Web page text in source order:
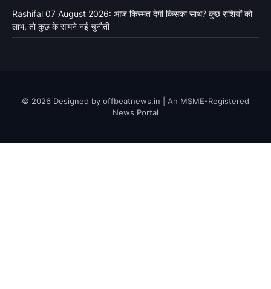
Rashifal 07 August 2026: आज किस्मत देगी किसका साथ? कुछ राशियों को
लाभ, तो कुछ के सामने नई चुनौती
© 2026 Designed by offbeatnews.in | An MSME-Registered
News Portal